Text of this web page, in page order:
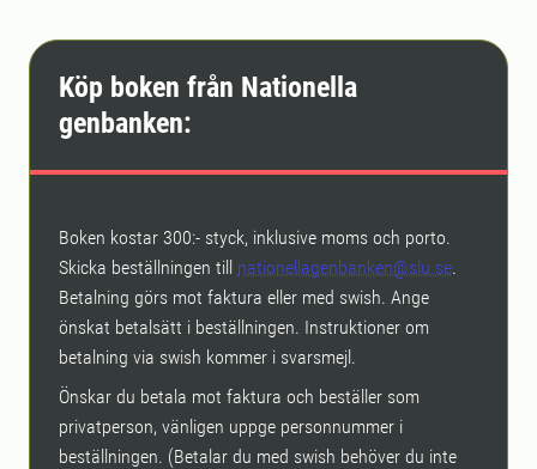
Köp boken från Nationella
genbanken:
Boken kostar 300:- styck, inklusive moms och porto.
Skicka beställningen till nationellagenbanken@slu.se.
Betalning görs mot faktura eller med swish. Ange
önskat betalsätt i beställningen. Instruktioner om
betalning via swish kommer i svarsmejl.
Önskar du betala mot faktura och beställer som
privatperson, vänligen uppge personnummer i
beställningen. (Betalar du med swish behöver du inte